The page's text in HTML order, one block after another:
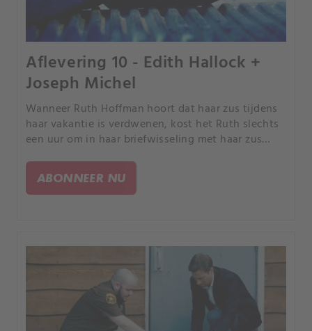
Aflevering 10 - Edith Hallock +
Joseph Michel
Wanneer Ruth Hoffman hoort dat haar zus tijdens
haar vakantie is verdwenen, kost het Ruth slechts
een uur om in haar briefwisseling met haar zus
zaak leiden.
ABONNEER NU